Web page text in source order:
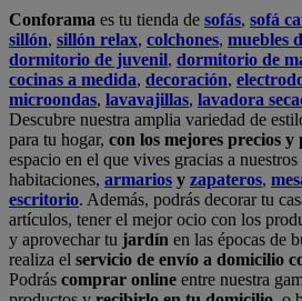
Conforama es tu tienda de sofás, sofá
sillón, sillón relax, colchones, muebles
dormitorio de juvenil, dormitorio de
cocinas a medida, decoración,
microondas, lavavajillas, lavadora
Descubre nuestra amplia variedad de
para tu hogar, con los mejores precios y
espacio en el que vives gracias a nuestros
habitaciones, armarios y zapateros,
escritorio. Además, podrás decorar tu
artículos, tener el mejor ocio con los
y aprovechar tu jardín en las épocas de
realiza el servicio de envío a domicilio
Podrás comprar online entre nuestra